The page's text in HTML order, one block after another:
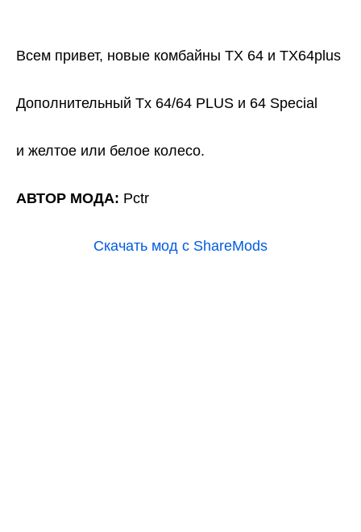
Всем привет, новые комбайны TX 64 и TX64plus
Дополнительный Tx 64/64 PLUS и 64 Special
и желтое или белое колесо.
АВТОР МОДА: Pctr
Скачать мод с ShareMods